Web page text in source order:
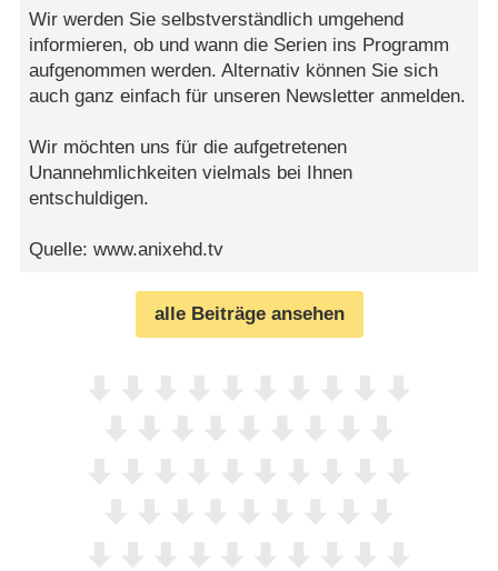
Wir werden Sie selbstverständlich umgehend
informieren, ob und wann die Serien ins Programm
aufgenommen werden. Alternativ können Sie sich
auch ganz einfach für unseren Newsletter anmelden.
Wir möchten uns für die aufgetretenen
Unannehmlichkeiten vielmals bei Ihnen
entschuldigen.
Quelle: www.anixehd.tv
alle Beiträge ansehen